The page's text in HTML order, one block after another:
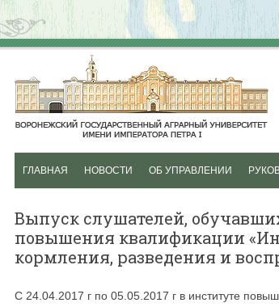
ГЛАВНАЯ НОВОСТИ ОБ УПРАВЛЕНИИ
ПРОФЕССИОНАЛЬНЫЕ
ПРОГРАММЫ
ДОПОЛНИТЕЛЬНЫЕ
Выпуск слушателей,
повышения квалификации
кормления, разведения и
С 24.04.2017 г по 05.05.2017 г в институте